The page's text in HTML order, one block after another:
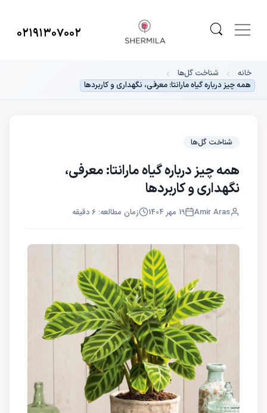
۰۲۱۹۱۳۰۷۰۰۲
خانه
شناخت گل‌ها
همه چیز درباره گیاه مارانتا: معرفی، نگهداری و کاربردها
شناخت گل‌ها
همه چیز درباره گیاه مارانتا: معرفی،
نگهداری و کاربردها
Amir Aras 19 مهر 1404 زمان مطالعه: 6 دقیقه